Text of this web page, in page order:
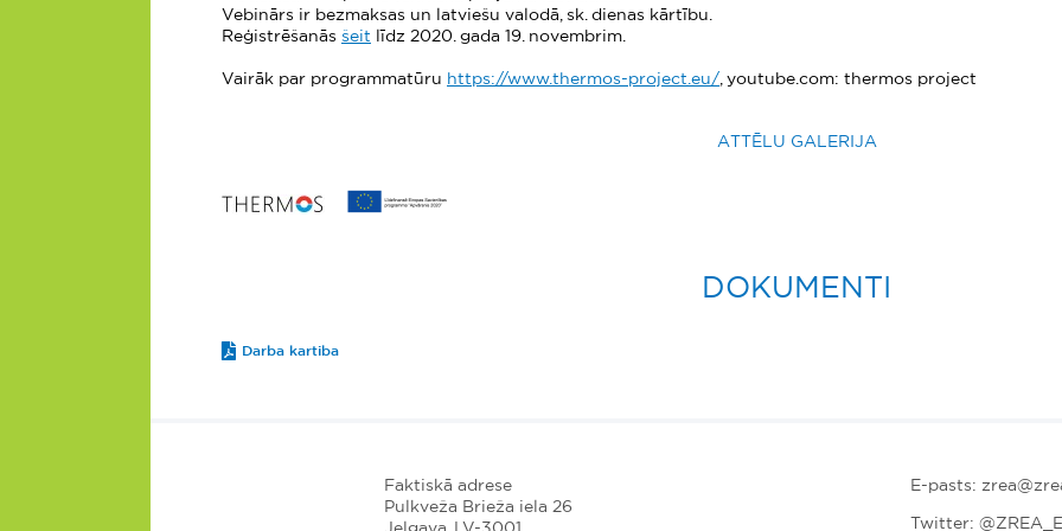
Vebinārs ir bezmaksas un latviešu valodā, sk. dienas kārtību.
Reģistrēšanās šeit līdz 2020. gada 19. novembrim.
Vairāk par programmatūru https://www.thermos-project.eu/, youtube.com: thermos project
ATTĒLU GALERIJA
DOKUMENTI
Darba kartiba
Faktiskā adrese
Pulkveža Brieža iela 26
E-pasts:
Twitter: